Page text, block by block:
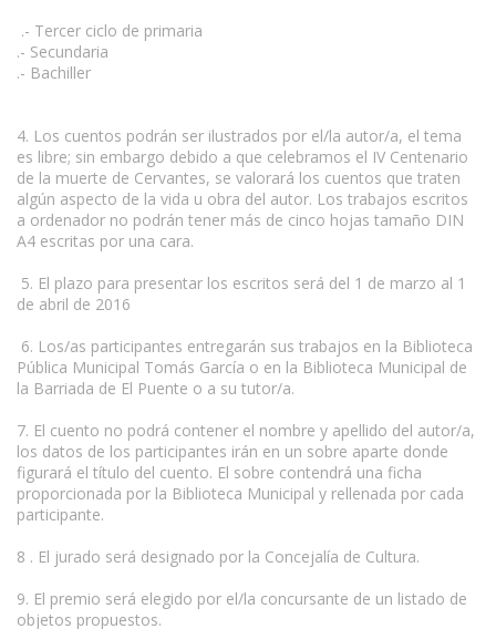
.- Tercer ciclo de primaria
.- Secundaria
.- Bachiller
4. Los cuentos podrán ser ilustrados por el/la autor/a, el tema
es libre; sin embargo debido a que celebramos el IV Centenario
de la muerte de Cervantes, se valorará los cuentos que traten
algún aspecto de la vida u obra del autor. Los trabajos escritos
a ordenador no podrán tener más de cinco hojas tamaño DIN
A4 escritas por una cara.
5. El plazo para presentar los escritos será del 1 de marzo al 1
de abril de 2016
6. Los/as participantes entregarán sus trabajos en la Biblioteca
Pública Municipal Tomás García o en la Biblioteca Municipal de
la Barriada de El Puente o a su tutor/a.
7. El cuento no podrá contener el nombre y apellido del autor/a,
los datos de los participantes irán en un sobre aparte donde
figurará el título del cuento. El sobre contendrá una ficha
proporcionada por la Biblioteca Municipal y rellenada por cada
participante.
8 . El jurado será designado por la Concejalía de Cultura.
9. El premio será elegido por el/la concursante de un listado de
objetos propuestos.